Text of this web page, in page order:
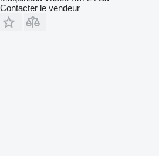
Contacter le vendeur